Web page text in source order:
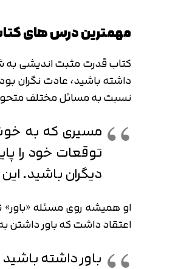
مهمترین درس های
کتاب قدرت مثبت اندیشی به
داشته باشید، عادت نگران
نسبت به مسائل مختلف
مسیری که به
توقعات خود را
دیگران باشید.
او همیشه روی مسئله «باور»
اعتقاد داشت که باور
باور داشته